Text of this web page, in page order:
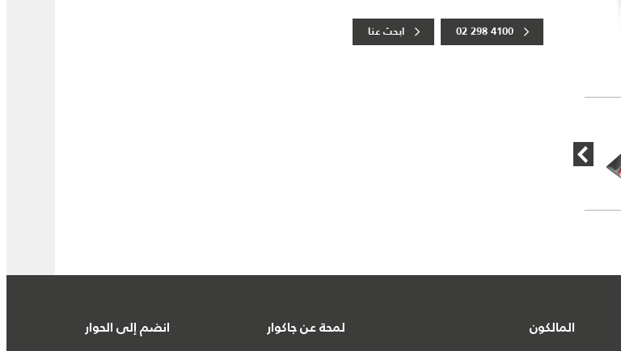
02 298 4100 ابحث عنا
المالكون لمحة عن جاكوار انضم إلى الحوار